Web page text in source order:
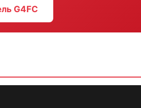
G4FC